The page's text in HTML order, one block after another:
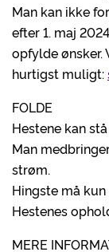
Man kan ikke
efter 1. maj
opfylde
hurtigst muligt:
FOLDE
Hestene kan
Man
strøm.
Hingste må
Hestenes
MERE